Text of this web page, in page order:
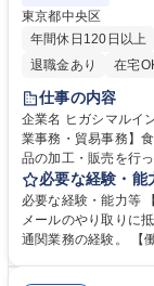
東京都中央区
年間休日120日以上
退職金あり
在宅
仕事の内容
企業名 ヒガシマルインターナシ
業事務・貿易事務】食品
品の加工・販売を行
します。営業社員の
調整まで幅広く対応し
業務、請求書発行 ■
の確認・作成 ■配送
必要な経験・能
必要な経験・能力等
メールのやり取りに
通関業務の経験。 【働き方について】所定労働時間は7時間と短めで、残